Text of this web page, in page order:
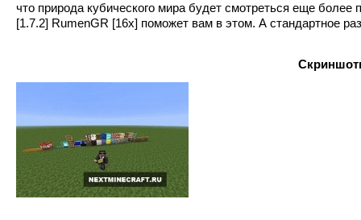
что природа кубического мира будет смотреться еще
[1.7.2] RumenGR [16x] поможет вам в этом. А стандартное